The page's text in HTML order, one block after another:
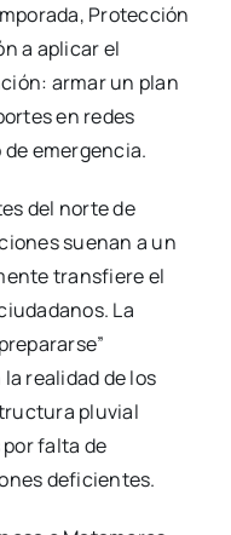
Protección
a aplicar el
armar un plan
en redes
de emergencia.
del norte de
suenan a un
transfiere el
La
realidad de los
pluvial
falta de
deficientes.